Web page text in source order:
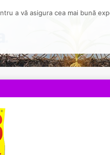
a vă asigura cea mai bună